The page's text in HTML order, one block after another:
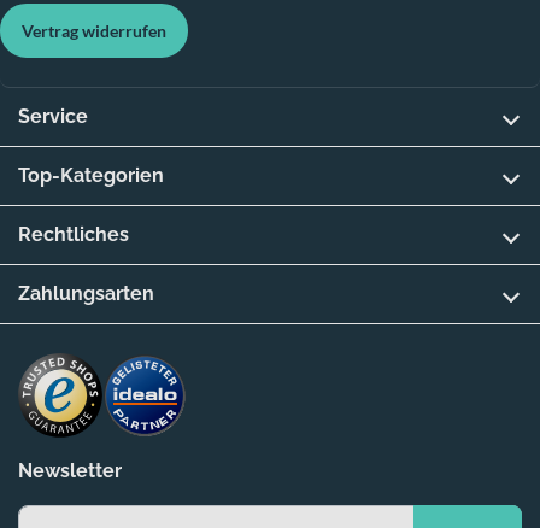
Newsletter
Vertrag widerrufen
Service
Top-Kategorien
Rechtliches
Zahlungsarten